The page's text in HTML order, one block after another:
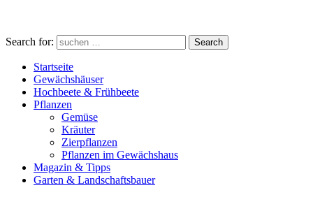
Search for: Search
Startseite
Gewächshäuser
Hochbeete & Frühbeete
Pflanzen
Gemüse
Kräuter
Zierpflanzen
Pflanzen im Gewächshaus
Magazin & Tipps
Garten & Landschaftsbauer